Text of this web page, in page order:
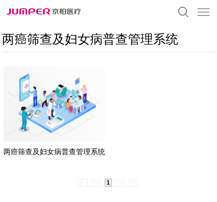
两癌筛查及妇女病普查管理系统
两癌筛查及妇女病普查管理系统
1